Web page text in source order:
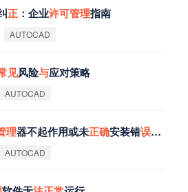
正 ：企业许可管理指南
AUTOCAD
见风险与应对策略
AUTOCAD
理器不起作用或未正确安装错误解决
AUTOCAD